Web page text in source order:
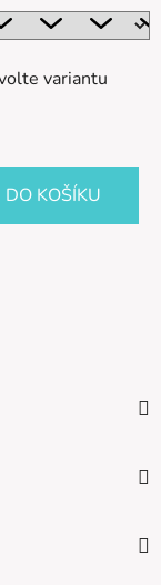
variantu
DO KOŠÍKU